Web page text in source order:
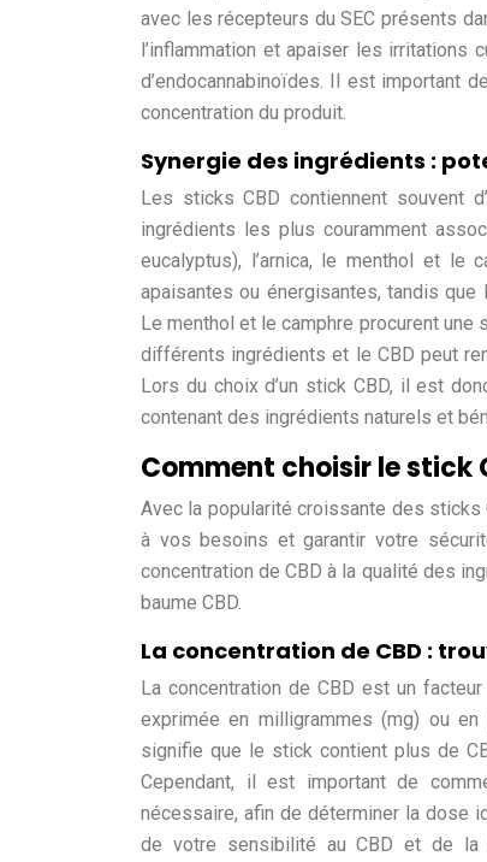
avec les récepteurs du SEC présents
l’inflammation et apaiser les irritations
d’endocannabinoïdes. Il est important
concentration du produit.
Synergie des ingrédients :
Les sticks CBD contiennent souvent
ingrédients les plus couramment
eucalyptus), l’arnica, le menthol et le
apaisantes ou énergisantes, tandis
Le menthol et le camphre procurent
différents ingrédients et le CBD peut
Lors du choix d’un stick CBD, il est
contenant des ingrédients naturels et
Comment choisir le stick
Avec la popularité croissante des sticks
à vos besoins et garantir votre
concentration de CBD à la qualité des
baume CBD.
La concentration de CBD :
La concentration de CBD est un
exprimée en milligrammes (mg) ou en
signifie que le stick contient plus de
Cependant, il est important de
nécessaire, afin de déterminer la dose
de votre sensibilité au CBD et de la